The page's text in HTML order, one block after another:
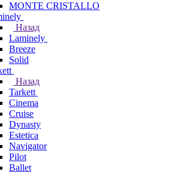
MONTE CRISTALLO
Назад
Laminely
Breeze
Solid
Назад
Tarkett
Cinema
Cruise
Dynasty
Estetica
Navigator
Pilot
Ballet